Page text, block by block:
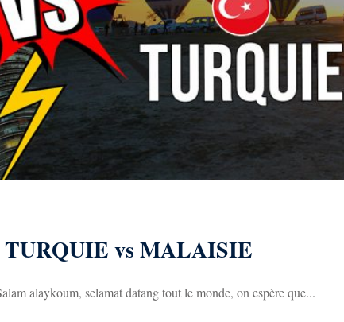
vs MALAISIE
alaykoum, selamat datang tout le monde, on espère que...